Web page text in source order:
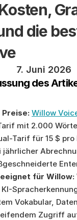
die
7. Juni 2026
des
Preise: Willow
mit 2.000
Tarif für 15 $ pro
jährlicher
für Willow:
Vokabular,
Zugriff